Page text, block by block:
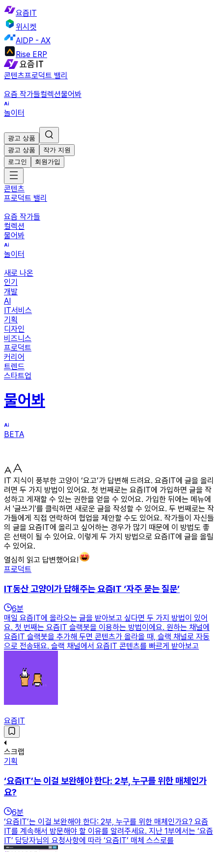
요즘IT
위시켓
AIDP - AX
Rise ERP
콘텐츠프로덕트 밸리
요즘 작가들컬렉션물어봐
놀이터
광고 상품
광고 상품
작가 지원
로그인
회원가입
콘텐츠
프로덕트 밸리
요즘 작가들
컬렉션
물어봐
놀이터
새로 나온
인기
개발
AI
IT서비스
기획
디자인
비즈니스
프로덕트
커리어
트렌드
스타트업
물어봐
BETA
IT 지식이 풍부한 고양이 ‘요고’가 답변해 드려요. 요즘IT에 글을 올리
려면 두 가지 방법이 있어요. 첫 번째로는 요즘IT에 가입하면 글을 작
성하고 게재할 수 있는 권한을 얻을 수 있어요. 가입한 뒤에는 메뉴에
서 '글쓰기'를 클릭하면 새로운 글을 작성할 수 있어요. 두 번째로는 작
가들에게 직접 연락하여 협업을 제안할 수도 있어요. 작가들이 자신들
의 글을 요즘IT에 올리고 싶어하는 경우가 많기 때문에 이 방법도 좋
은 선택이 될 수 있어요. 이렇게 두 가지 방법으로 요즘IT에 글을 올릴
수 있어요.
열심히 읽고 답변했어요!
프로덕트
IT동산 고양이가 답해주는 요즘IT ‘자주 묻는 질문’
6분
매일 요즘IT에 올라오는 글을 받아보고 싶다면 두 가지 방법이 있어
요. 첫 번째는 요즘IT 슬랙봇을 이용하는 방법이에요. 원하는 채널에
요즘IT 슬랙봇을 추가해 두면 콘텐츠가 올라올 때, 슬랙 채널로 자동
으로 전송돼요. 슬랙 채널에서 요즘IT 콘텐츠를 빠르게 받아보고
요즘IT
스크랩
기획
‘요즘IT’는 이걸 보완해야 한다: 2부, 누구를 위한 매체인가
요?
6분
‘요즘IT’는 이걸 보완해야 한다: 2부, 누구를 위한 매체인가요? 요즘
IT를 계속해서 방문해야 할 이유를 알려주세요. 지난 1부에서는 ‘요즘
IT’ 담당자님의 요청사항에 따라 ‘요즘IT’ 매체 스스로를